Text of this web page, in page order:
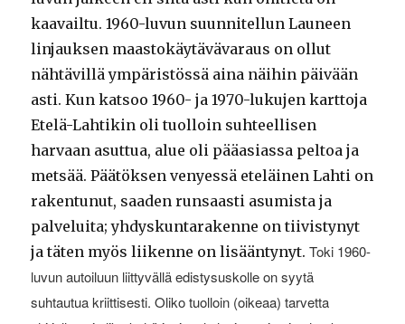
kaavailtu. 1960-luvun suunnitellun Launeen
linjauksen maastokäytävävaraus on ollut
nähtävillä ympäristössä aina näihin päivään
asti. Kun katsoo 1960- ja 1970-lukujen karttoja
Etelä-Lahtikin oli tuolloin suhteellisen
harvaan asuttua, alue oli pääasiassa peltoa ja
metsää. Päätöksen venyessä eteläinen Lahti on
rakentunut, saaden runsaasti asumista ja
palveluita; yhdyskuntarakenne on tiivistynyt
ja täten myös liikenne on lisääntynyt.Toki 1960-
luvun autoiluun liittyvällä edistysuskolle on syytä
suhtautua kriittisesti. Oliko tuolloin (oikeaa) tarvetta